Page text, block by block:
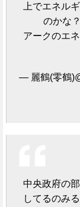
上でエネル
のかな
アークのエ
— 麗鶴(零鶴
中央政府の
してるのみ